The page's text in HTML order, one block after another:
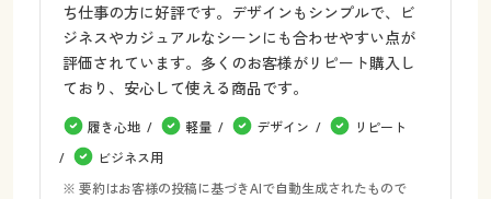
ち仕事の方に好評です。デザインもシンプルで、ビ
ジネスやカジュアルなシーンにも合わせやすい点が
評価されています。多くのお客様がリピート購入し
ており、安心して使える商品です。
履き心地 軽量 デザイン
リピート
ビジネス用
※ 要約はお客様の投稿に基づきAIで自動生成されたもので